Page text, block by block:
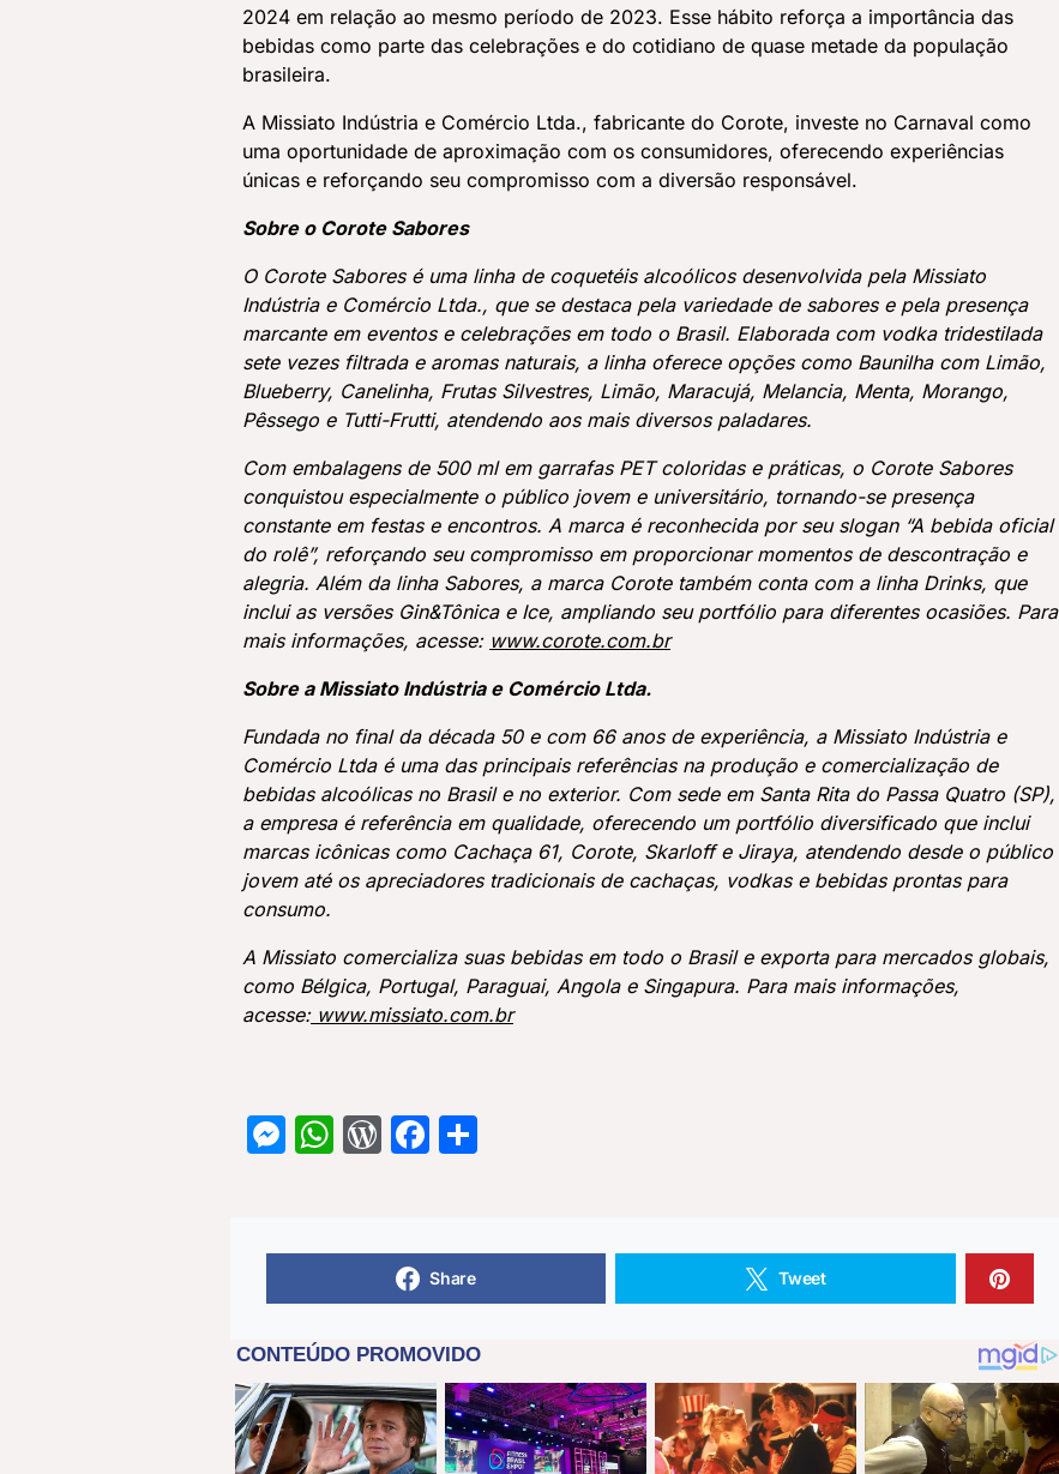
2024 em relação ao mesmo período de 2023. Esse hábito reforça a importância das
bebidas como parte das celebrações e do cotidiano de quase metade da população
brasileira.
A Missiato Indústria e Comércio Ltda., fabricante do Corote, investe no Carnaval como
uma oportunidade de aproximação com os consumidores, oferecendo experiências
únicas e reforçando seu compromisso com a diversão responsável.
Sobre o Corote Sabores
O Corote Sabores é uma linha de coquetéis alcoólicos desenvolvida pela Missiato
Indústria e Comércio Ltda., que se destaca pela variedade de sabores e pela presença
marcante em eventos e celebrações em todo o Brasil. Elaborada com vodka tridestilada
sete vezes filtrada e aromas naturais, a linha oferece opções como Baunilha com Limão,
Blueberry, Canelinha, Frutas Silvestres, Limão, Maracujá, Melancia, Menta, Morango,
Pêssego e Tutti-Frutti, atendendo aos mais diversos paladares.
Com embalagens de 500 ml em garrafas PET coloridas e práticas, o Corote Sabores
conquistou especialmente o público jovem e universitário, tornando-se presença
constante em festas e encontros. A marca é reconhecida por seu slogan “A bebida oficial
do rolê”, reforçando seu compromisso em proporcionar momentos de descontração e
alegria. Além da linha Sabores, a marca Corote também conta com a linha Drinks, que
inclui as versões Gin&Tônica e Ice, ampliando seu portfólio para diferentes ocasiões. Para
mais informações, acesse: www.corote.com.br
Sobre a Missiato Indústria e Comércio Ltda.
Fundada no final da década 50 e com 66 anos de experiência, a Missiato Indústria e
Comércio Ltda é uma das principais referências na produção e comercialização de
bebidas alcoólicas no Brasil e no exterior. Com sede em Santa Rita do Passa Quatro (SP),
a empresa é referência em qualidade, oferecendo um portfólio diversificado que inclui
marcas icônicas como Cachaça 61, Corote, Skarloff e Jiraya, atendendo desde o público
jovem até os apreciadores tradicionais de cachaças, vodkas e bebidas prontas para
consumo.
A Missiato comercializa suas bebidas em todo o Brasil e exporta para mercados globais,
como Bélgica, Portugal, Paraguai, Angola e Singapura. Para mais informações,
acesse:www.missiato.com.br
Messenger
WhatsApp
WordPress
Facebook
Share Tweet